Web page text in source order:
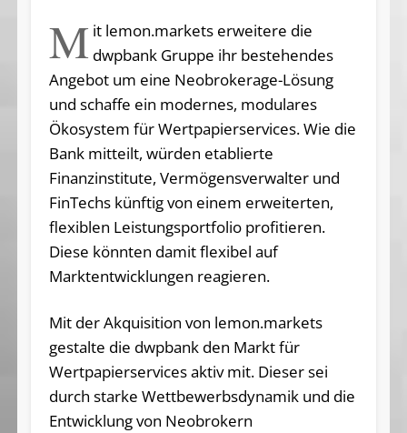
M it lemon.markets erweitere die
dwpbank Gruppe ihr bestehendes
Angebot um eine Neobrokerage-Lösung
und schaffe ein modernes, modulares
Ökosystem für Wertpapierservices. Wie die
Bank mitteilt, würden etablierte
Finanzinstitute, Vermögensverwalter und
FinTechs künftig von einem erweiterten,
flexiblen Leistungsportfolio profitieren.
Diese könnten damit flexibel auf
Marktentwicklungen reagieren.
Mit der Akquisition von lemon.markets
gestalte die dwpbank den Markt für
Wertpapierservices aktiv mit. Dieser sei
durch starke Wettbewerbsdynamik und die
Entwicklung von Neobrokern